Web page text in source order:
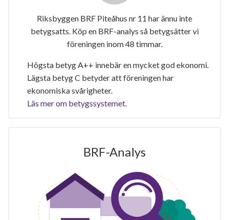
Riksbyggen BRF Piteåhus nr 11 har ännu inte
betygsatts. Köp en BRF-analys så betygsätter vi
föreningen inom 48 timmar.
Högsta betyg A++ innebär en mycket god ekonomi.
Lägsta betyg C betyder att föreningen har
ekonomiska svårigheter.
Läs mer om betygssystemet.
BRF-Analys